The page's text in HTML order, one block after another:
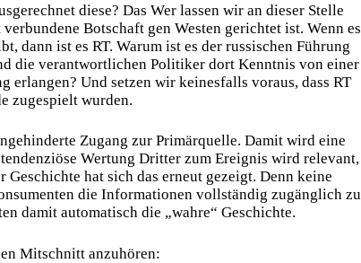
diese? Das Wer lassen wir an dieser Stelle
Botschaft gen Westen gerichtet ist. Wenn es
dann ist es RT. Warum ist es der russischen Führung
die verantwortlichen Politiker dort Kenntnis von einer
erlangen? Und setzen wir keinesfalls voraus, dass RT
zugespielt wurden.
Zugang zur Primärquelle. Damit wird eine
Wertung Dritter zum Ereignis wird relevant,
hat sich das erneut gezeigt. Denn keine
die Informationen vollständig zugänglich zu
damit automatisch die „wahre“ Geschichte.
Mitschnitt anzuhören: